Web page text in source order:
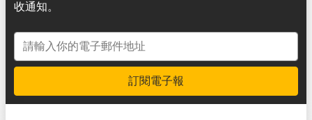
收通知。
電子郵件地址
訂閱電子報